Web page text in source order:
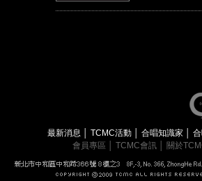
最新消息 TCMC活動 合唱知識家
會員專區
TCMC會訊 關於